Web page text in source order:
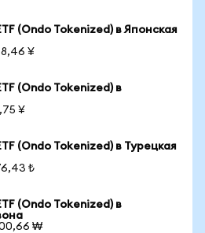
(Ondo Tokenized) в Японская
¥
(Ondo Tokenized) в
¥
(Ondo Tokenized) в Турецкая
₺
(Ondo Tokenized) в
₩